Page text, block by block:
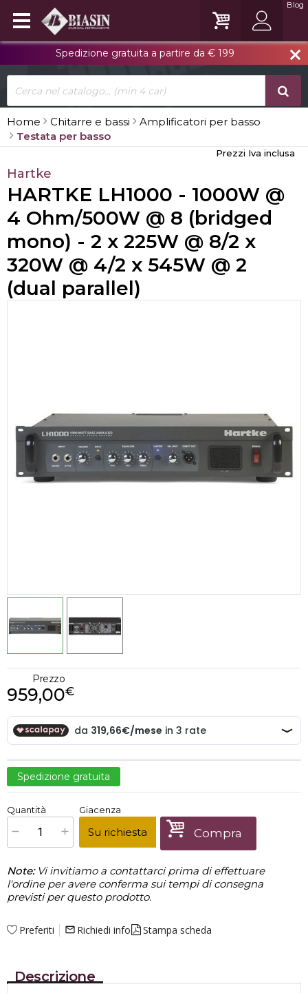
close
Spedizione gratuita a partire da € 199
Blog
Home Chitarre e bassi
Amplificatori per basso
Testata per basso
Prezzi Iva inclusa
Hartke
HARTKE LH1000 - 1000W @
4 Ohm/500W @ 8 (bridged
mono) - 2 x 225W @ 8/2 x
320W @ 4/2 x 545W @ 2
(dual parallel)
Prezzo
€
959,00
Spedizione gratuita
x1 Prezzo finale:€959,00
Quantità Giacenza
Su richiesta Compra
Note: Vi invitiamo a contattarci prima di effettuare
l'ordine per avere conferma sui tempi di consegna
previsti per questo prodotto.
Preferiti mail_outline Richiedi info Stampa scheda
Descrizione